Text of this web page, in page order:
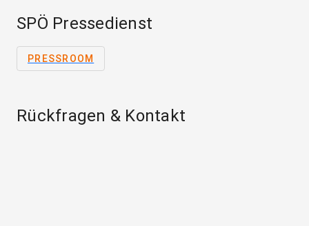
SPÖ Pressedienst
PRESSROOM
Rückfragen & Kontakt